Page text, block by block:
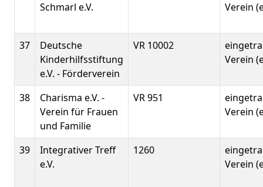
Schmarl e.V.
Verein
37
Deutsche
Kinderhilfsstiftung
e.V. - Förderverein
VR 10002
Verein
38
Charisma e.V. -
Verein für Frauen
und Familie
VR 951
Verein
39
Integrativer Treff
e.V.
1260
Verein